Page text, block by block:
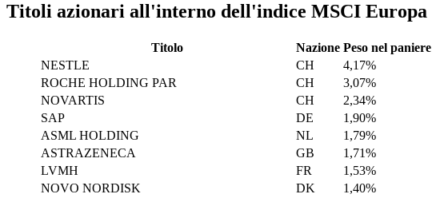
Titoli azionari all'interno dell'indice MSCI Europa
Titolo Nazione Peso nel paniere
NESTLE
CH
4,17%
ROCHE HOLDING PAR
CH
3,07%
NOVARTIS
CH
2,34%
SAP
DE
1,90%
ASML HOLDING
NL
1,79%
ASTRAZENECA
GB
1,71%
LVMH
FR
1,53%
NOVO NORDISK
DK
1,40%